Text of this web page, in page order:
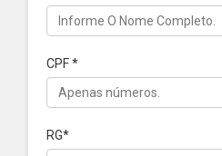
CPF*
RG*